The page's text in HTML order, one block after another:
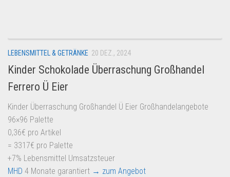
Amazon
Aldi
Lidl
Kostenlos verkaufen
Anmelden
Kostenlos Registrieren
Newsletter
LEBENSMITTEL & GETRÄNKE 20 DEZ., 2024
Kinder Schokolade Überraschung Großhandel
Ferrero Ü Eier
Kinder Überraschung Großhandel Ü Eier Großhandelangebote
96×96 Palette
0,36€ pro Artikel
= 3317€ pro Palette
+7% Lebensmittel Umsatzsteuer
MHD 4 Monate garantiert → zum Angebot